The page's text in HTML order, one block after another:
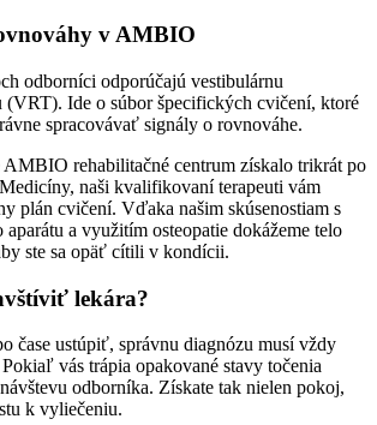
v AMBIO
odborníci odporúčajú vestibulárnu
(VRT). Ide o súbor špecifických cvičení, ktoré
spracovávať signály o rovnováhe.
rehabilitačné centrum získalo trikrát po
naši kvalifikovaní terapeuti vám
plán cvičení. Vďaka našim skúsenostiam s
a využitím osteopatie dokážeme telo
ste sa opäť cítili v kondícii.
lekára?
čase ustúpiť, správnu diagnózu musí vždy
vás trápia opakované stavy točenia
odborníka. Získate tak nielen pokoj,
k vyliečeniu.